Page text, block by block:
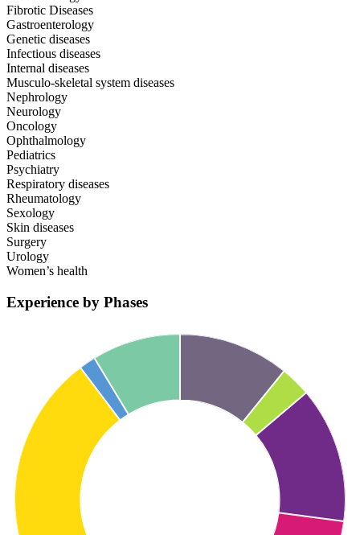
Fibrotic Diseases
Gastroenterology
Genetic diseases
Infectious diseases
Internal diseases
Musculo-skeletal system diseases
Nephrology
Neurology
Oncology
Ophthalmology
Pediatrics
Psychiatry
Respiratory diseases
Rheumatology
Sexology
Skin diseases
Surgery
Urology
Women’s health
Experience by Phases